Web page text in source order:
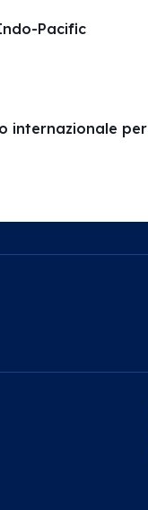
Pacific
internazionale per